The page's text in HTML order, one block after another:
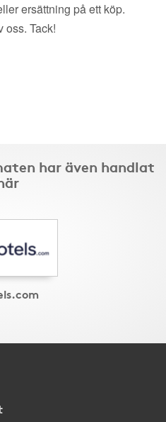
ersättning på ett köp.
oss. Tack!
har även handlat